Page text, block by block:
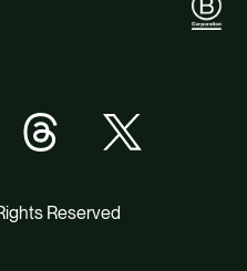
Reserved